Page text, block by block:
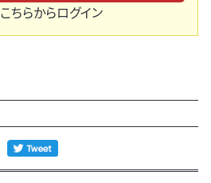
こちらからログイン